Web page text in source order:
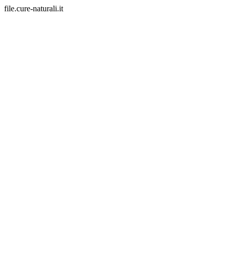
file.cure-naturali.it